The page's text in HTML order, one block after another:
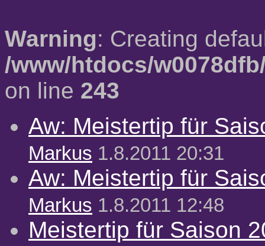
Warning: Creating
/www/htdocs/
on line 243
Aw: Meistertip für
Markus 1.8.2011 20:31
Aw: Meistertip für
Markus 1.8.2011 12:48
Meistertip für Saison